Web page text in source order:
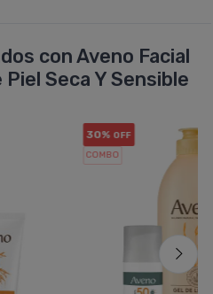
con Aveno Facial
Seca Y Sensible
30% OFF
COMBO